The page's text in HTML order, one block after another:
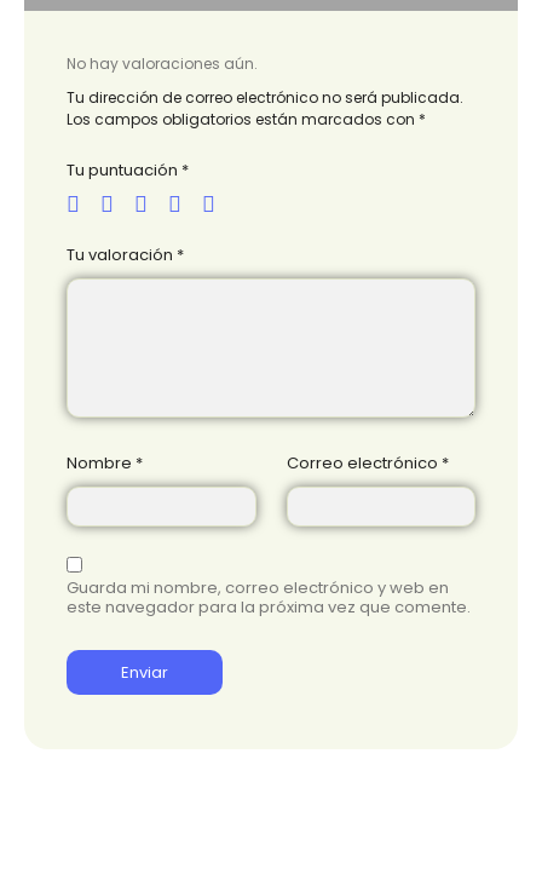
No hay valoraciones aún.
Tu dirección de correo electrónico no será publicada.
Los campos obligatorios están marcados con *
Tu puntuación *
Tu valoración *
Nombre * Correo electrónico *
Guarda mi nombre, correo electrónico y web en
este navegador para la próxima vez que comente.